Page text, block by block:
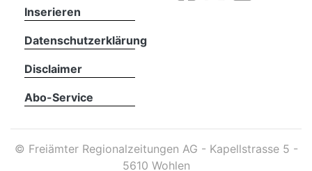
Inserieren
Datenschutzerklärung
Disclaimer
Abo-Service
© Freiämter Regionalzeitungen AG - Kapellstrasse 5 -
5610 Wohlen